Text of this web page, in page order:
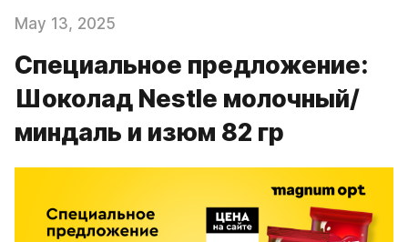
May 13, 2025
Специальное предложение:
Шоколад Nestle молочный/
миндаль и изюм 82 гр